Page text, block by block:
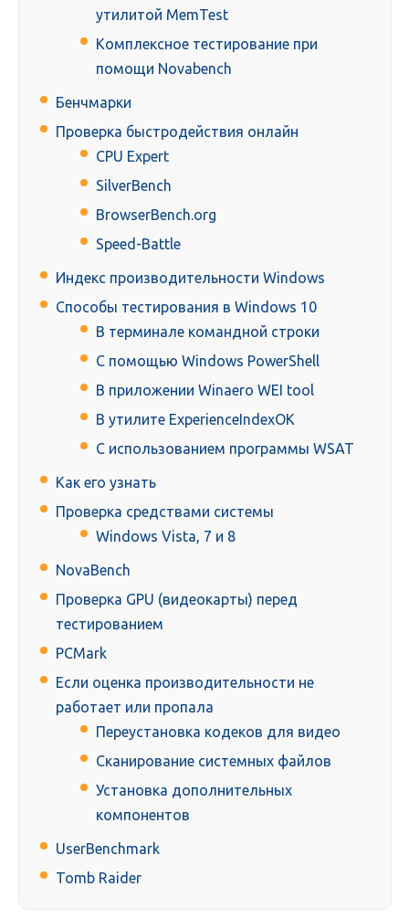
утилитой MemTest
Комплексное тестирование при
помощи Novabench
Бенчмарки
Проверка быстродействия онлайн
CPU Expert
SilverBench
BrowserBench.org
Speed-Battle
Индекс производительности Windows
Способы тестирования в Windows 10
В терминале командной строки
С помощью Windows PowerShell
В приложении Winaero WEI tool
В утилите ExperienceIndexOK
С использованием программы WSAT
Как его узнать
Проверка средствами системы
Windows Vista, 7 и 8
NovaBench
Проверка GPU (видеокарты) перед
тестированием
PCMark
Если оценка производительности не
работает или пропала
Переустановка кодеков для видео
Сканирование системных файлов
Установка дополнительных
компонентов
UserBenchmark
Tomb Raider